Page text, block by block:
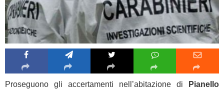
Proseguono gli accertamenti nell’abitazione di
Pianello